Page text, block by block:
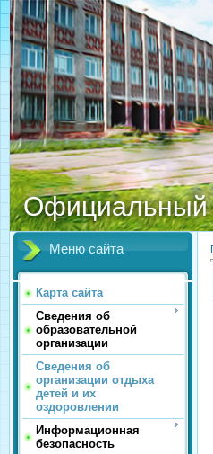
Меню сайта
Карта сайта
Сведения об
образовательной
организации
Сведения об
организации отдыха
детей и их
оздоровлении
Информационная
безопасность